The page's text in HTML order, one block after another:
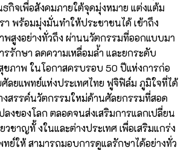
กิจเพื่อสังคมภายใต้จุดมุ่งหมาย แต่งแต้ม
า พร้อมมุ่งมั่นทำให้ประชาชนได้ เข้าถึง
สูงอย่างทั่วถึง ผ่านนวัตกรรมที่ออกแบบมา
รรักษา ลดความเหลื่อมล้ำ และยกระดับ
ขภาพ ในโอกาสครบรอบ 50 ปีแห่งการก่อ
ลยแพทย์แห่งประเทศไทย ฟูจิฟิล์ม ภูมิใจที่ได้
งสรรค์นวัตกรรมใหม่ด้านศัลยกรรมที่สอด
งของโลก ตลอดจนส่งเสริมการแลกเปลี่ยน
วชาญทั้ งในและต่างประเทศ เพื่อเสริมแกร่ง
ย์ให้ สามารถมอบการดูแลรักษาได้อย่างทั่ว